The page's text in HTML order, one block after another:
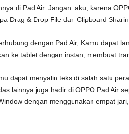
di Pad Air. Jangan taku, karena
Drag & Drop File dan Clipboard
dengan Pad Air, Kamu dapat
ke tablet dengan instan, membuat
dapat menyalin teks di salah satu
lainnya juga hadir di OPPO Pad Air
dengan menggunakan empat